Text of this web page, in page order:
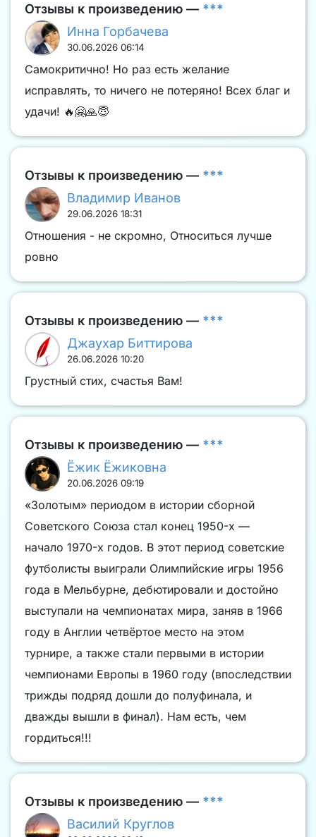
Отзывы к произведению — ***
Инна Горбачева
30.06.2026 06:14
Самокритично! Но раз есть желание
исправлять, то ничего не потеряно! Всех благ и
удачи! 🔥🤗🙏😇
Отзывы к произведению — ***
Владимир Иванов
29.06.2026 18:31
Отношения - не скромно, Относиться лучше
ровно
Отзывы к произведению — ***
Джаухар Биттирова
26.06.2026 10:20
Грустный стих, счастья Вам!
Отзывы к произведению — ***
Ёжик Ёжиковна
20.06.2026 09:19
«Золотым» периодом в истории сборной
Советского Союза стал конец 1950-х —
начало 1970-х годов. В этот период советские
футболисты выиграли Олимпийские игры 1956
года в Мельбурне, дебютировали и достойно
выступали на чемпионатах мира, заняв в 1966
году в Англии четвёртое место на этом
турнире, а также стали первыми в истории
чемпионами Европы в 1960 году (впоследствии
трижды подряд дошли до полуфинала, и
дважды вышли в финал). Нам есть, чем
гордиться!!!
Отзывы к произведению — ***
Василий Круглов